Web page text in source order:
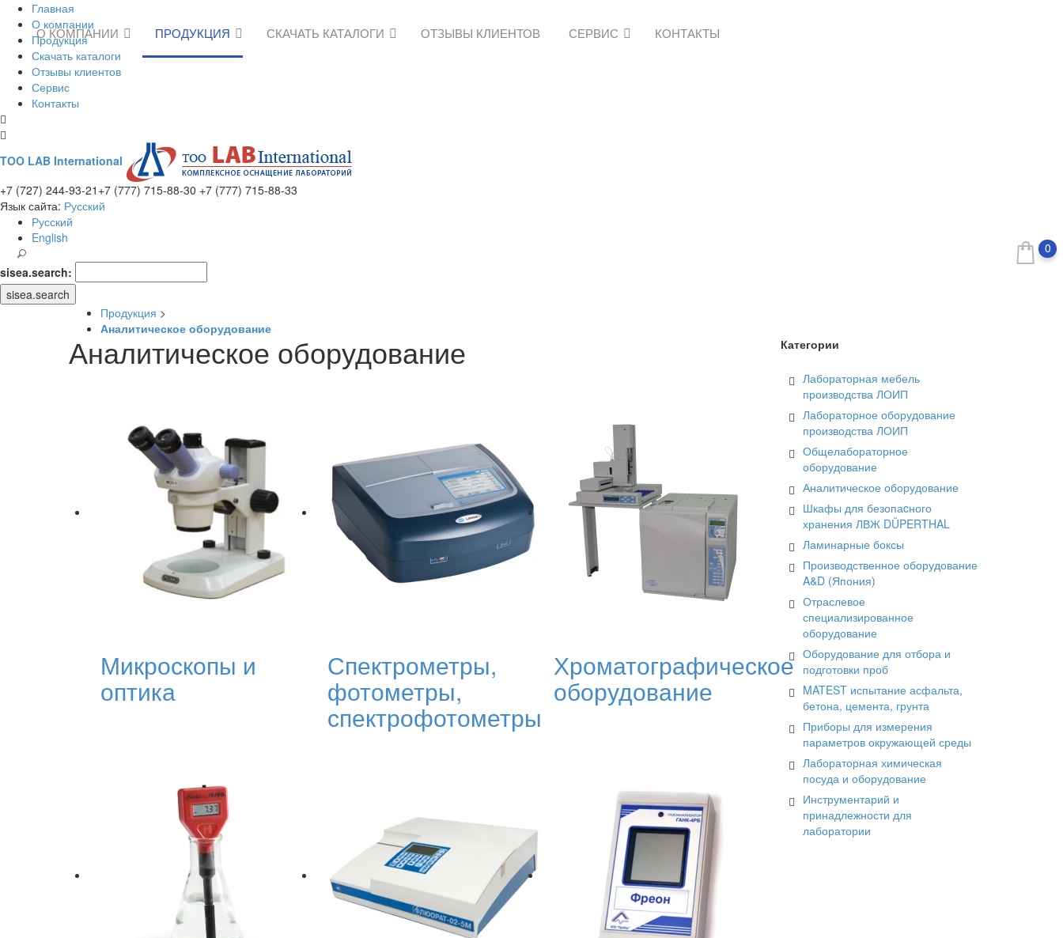
Главная
О компании
Продукция
Скачать каталоги
Отзывы клиентов
Сервис
Контакты
TOO LAB International
+7 (727) 244-93-21 +7 (777) 715-88-30 +7 (777) 715-88-33
Язык сайта: Русский
Русский
English
О КОМПАНИИ ПРОДУКЦИЯ СКАЧАТЬ КАТАЛОГИ ОТЗЫВЫ КЛИЕНТОВ СЕРВИС КОНТАКТЫ
0
sisea.search:
sisea.search
Продукция >
Аналитическое оборудование
Аналитическое оборудование
Микроскопы и
оптика
Спектрометры,
фотометры,
спектрофотометры
Хроматографическое
оборудование
Категории
Лабораторная мебель
производства ЛОИП
Лабораторное оборудование
производства ЛОИП
Общелабораторное
оборудование
Аналитическое оборудование
Шкафы для безопаcного
хранения ЛВЖ DÜPERTHAL
Ламинарные боксы
Производственное оборудование
A&D (Япония)
Отраслевое
специализированное
оборудование
Оборудование для отбора и
подготовки проб
MATEST испытание асфальта,
бетона, цемента, грунта
Приборы для измерения
параметров окружающей среды
Лабораторная химическая
посуда и оборудование
Инструментарий и
принадлежности для
лаборатории